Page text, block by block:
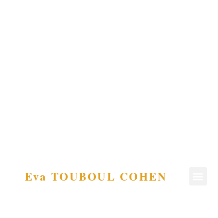
Eva TOUBOUL COHEN